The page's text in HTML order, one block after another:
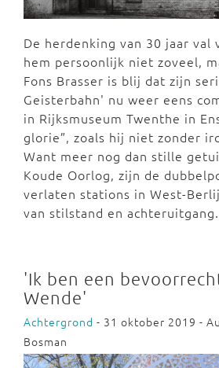
De herdenking van 30 jaar val
hem persoonlijk niet zoveel,
Fons Brasser is blij dat zijn
Geisterbahn' nu weer eens
in Rijksmuseum Twenthe in
glorie”, zoals hij niet zonder
Want meer nog dan stille
Koude Oorlog, zijn de
verlaten stations in West-
van stilstand en achteruitgang.
'Ik ben een
Wende'
Achtergrond - 31 oktober 2019 -
Bosman